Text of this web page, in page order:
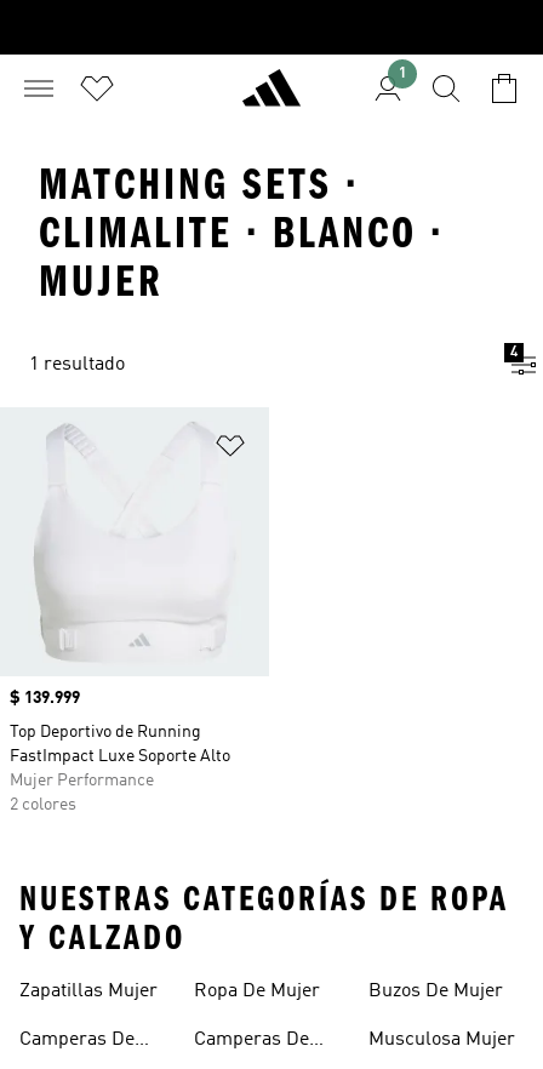
1
MATCHING SETS ·
CLIMALITE · BLANCO ·
MUJER
1 resultado
4
Precio
$ 139.999
Top Deportivo de Running
FastImpact Luxe Soporte Alto
Mujer Performance
2 colores
NUESTRAS CATEGORÍAS DE ROPA
Y CALZADO
Zapatillas Mujer
Camperas De
Ropa De Mujer
Camperas De
Buzos De Mujer
Musculosa Mujer